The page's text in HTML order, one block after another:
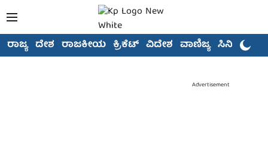
ರಾಜ್ಯ ದೇಶ ರಾಜಕೀಯ ಕ್ರಿಕೆಟ್ ವಿದೇಶ ವಾಣಿಜ್ಯ ಸಿನಿಮಾ
Advertisement